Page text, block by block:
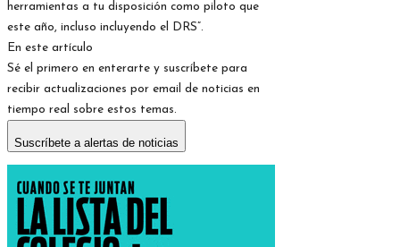
herramientas a tu disposición como piloto que
este año, incluso incluyendo el DRS”.
En este artículo
Sé el primero en enterarte y suscríbete para
recibir actualizaciones por email de noticias en
tiempo real sobre estos temas.
Suscríbete a alertas de noticias